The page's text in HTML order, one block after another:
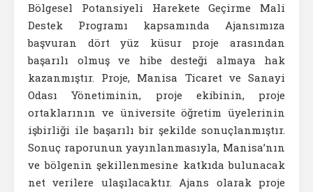
Bölgesel Potansiyeli Harekete Geçirme Mali
Destek Programı kapsamında Ajansımıza
başvuran dört yüz küsur proje arasından
başarılı olmuş ve hibe desteği almaya hak
kazanmıştır. Proje, Manisa Ticaret ve Sanayi
Odası Yönetiminin, proje ekibinin, proje
ortaklarının ve üniversite öğretim üyelerinin
işbirliği ile başarılı bir şekilde sonuçlanmıştır.
Sonuç raporunun yayınlanmasıyla, Manisa’nın
ve bölgenin şekillenmesine katkıda bulunacak
net verilere ulaşılacaktır. Ajans olarak proje